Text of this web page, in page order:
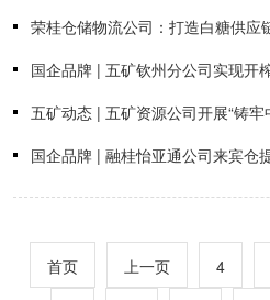
首页 上一页 4